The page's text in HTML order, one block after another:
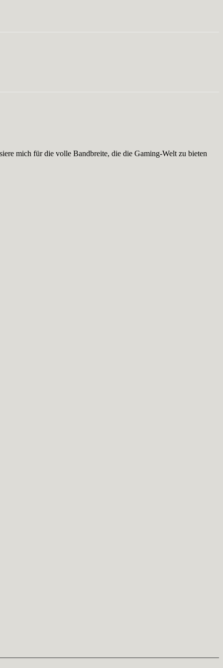
mich für die volle Bandbreite, die die Gaming-Welt zu bieten